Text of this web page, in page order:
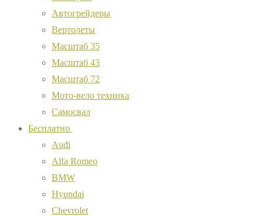
Автогрейдеры
Вертолеты
Масштаб 35
Масштаб 43
Масштаб 72
Мото-вело техника
Самосвал
Бесплатно
Audi
Alfa Romeo
BMW
Hyundai
Chevrolet